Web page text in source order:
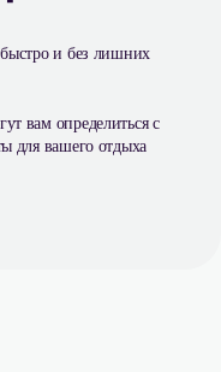
и без лишних
вам определиться с
для вашего отдыха